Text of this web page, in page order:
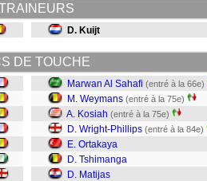
D. Kuijt
DE TOUCHE
Marwan Al Sahafi (entré à la 66e)
M. Weymans (entré à la 75e)
A. Kosiah (entré à la 75e)
D. Wright-Phillips (entré à la 84e)
E. Ortakaya
D. Tshimanga
D. Matijas